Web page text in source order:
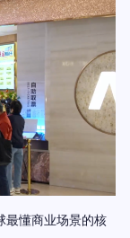
最懂商业场景的核